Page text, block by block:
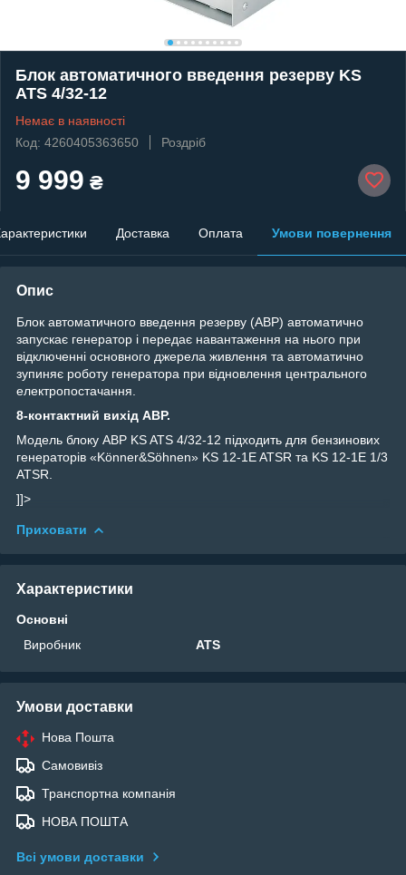
Блок автоматичного введення резерву KS
ATS 4/32-12
Немає в наявності
Код: 4260405363650
Роздріб
9 999 ₴
Доставка Оплата Умови повернення
Опис
Блок автоматичного введення резерву (AВР) автоматично
запускає генератор і передає навантаження на нього при
відключенні основного джерела живлення та автоматично
зупиняє роботу генератора при відновлення центрального
електропостачання.
8-контактний вихід AВР.
Модель блоку АВР KS ATS 4/32-12 підходить для бензинових
генераторів «Könner&Söhnen» KS 12-1E ATSR та KS 12-1E 1/3
ATSR.
]]>
Приховати
Характеристики
Основні
Виробник
ATS
Умови доставки
Нова Пошта
Самовивіз
Транспортна компанія
НОВА ПОШТА
Всі умови доставки